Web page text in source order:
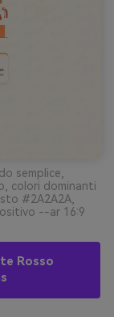
semplice,
colori dominanti
#2A2A2A,
--ar 16:9
Rosso